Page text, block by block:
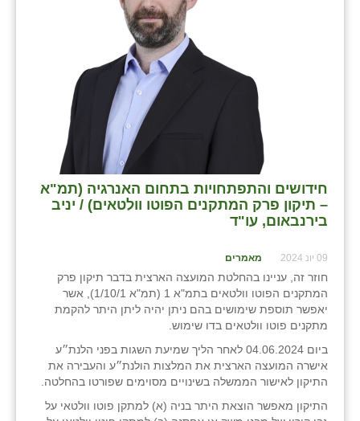
חידושים והתפתחויות בתחום האנרגיה (תמ"א
– תיקון פרק המתקנים הפוטו וולטאים) / יניב
בירנבאום, עו"ד
09 יונ 2024 מאמרים
חוזר זה, עניינו בהחלטת המועצה הארצית בדבר תיקון פרק
המתקנים הפוטו וולטאים בתמ"א 1 (תמ"א 1/10/1), אשר
יאפשר תוספת שימושים בהם ניתן יהיה ליתן היתר להקמת
מתקנים פוטו וולטאים בדו שימוש.
ביום 04.06.2024 לאחר הליך שמיעת השגות בפני הלנת״ע
אישרה המועצה הארצית את המלצות הולנת״ע והעבירה את
התיקון לאישור הממשלה בשינויים מסוימים שפורטו בהחלטה.
התיקון מאפשר הוצאת היתר בניה (א) למתקן פוטו וולטאי על